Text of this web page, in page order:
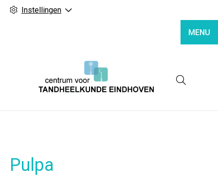
Instellingen
MENU
Pulpa